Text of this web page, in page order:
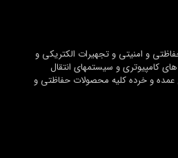
و امنیتی و تجهیرات الکتریکی و
کامپیوتری و سیستمهای انتقال
عمده و خرده کلیه محصولات حفاظتی و